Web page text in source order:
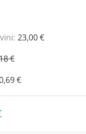
23,00 €
€
€